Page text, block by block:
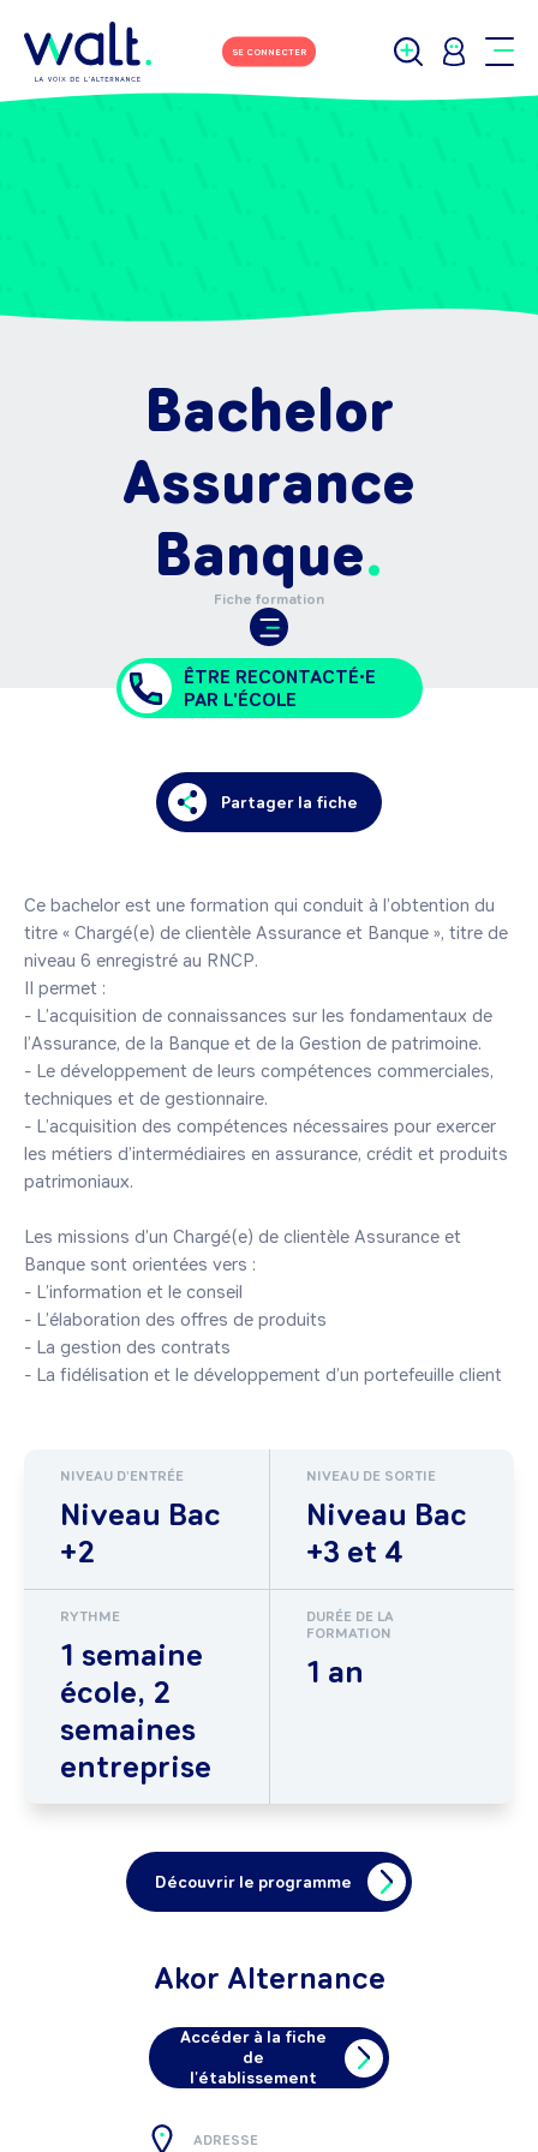
SE CONNECTER
Bachelor
Assurance
Banque
Fiche formation
ÊTRE RECONTACTÉ•E
PAR L'ÉCOLE
Partager la fiche
Ce bachelor est une formation qui conduit à l’obtention du
titre « Chargé(e) de clientèle Assurance et Banque », titre de
niveau 6 enregistré au RNCP.
Il permet :
- L’acquisition de connaissances sur les fondamentaux de
l’Assurance, de la Banque et de la Gestion de patrimoine.
- Le développement de leurs compétences commerciales,
techniques et de gestionnaire.
- L’acquisition des compétences nécessaires pour exercer
les métiers d’intermédiaires en assurance, crédit et produits
patrimoniaux.
Les missions d’un Chargé(e) de clientèle Assurance et
Banque sont orientées vers :
- L’information et le conseil
- L’élaboration des offres de produits
- La gestion des contrats
- La fidélisation et le développement d’un portefeuille client
NIVEAU D'ENTRÉE
Niveau Bac
+2
NIVEAU DE SORTIE
Niveau Bac
+3 et 4
RYTHME
1 semaine
école, 2
semaines
entreprise
DURÉE DE LA
FORMATION
1 an
Découvrir le programme
Akor Alternance
Accéder à la fiche
de
l'établissement
ADRESSE